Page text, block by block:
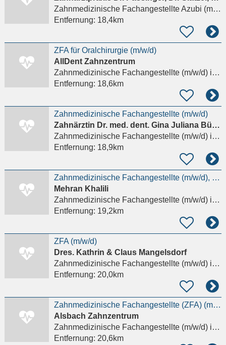
Zahnmedizinische Fachangestellte Azubi (m/w/d)
Entfernung: 18,4km
ZFA für Oralchirurgie (m/w/d)
AllDent Zahnzentrum
Zahnmedizinische Fachangestellte (m/w/d)in Mainz
Entfernung: 18,6km
Zahnmedizinische Fachangestellte (m/w/d)
Zahnärztin Dr. med. dent. Gina Juliana Büchl
Zahnmedizinische Fachangestellte (m/w/d)in Mühltal, Nieder-Ramstadt
Entfernung: 18,9km
Zahnmedizinische Fachangestellte (m/w/d), ZMP, Auszubildende/-er ZMF
Mehran Khalili
Zahnmedizinische Fachangestellte (m/w/d)in Hattersheim am Main
Entfernung: 19,2km
ZFA (m/w/d)
Dres. Kathrin & Claus Mangelsdorf
Zahnmedizinische Fachangestellte (m/w/d)in Kriftel
Entfernung: 20,0km
Zahnmedizinische Fachangestellte (ZFA) (m/w/d)
Alsbach Zahnzentrum
Zahnmedizinische Fachangestellte (m/w/d)in Alsbach-Hähnlein
Entfernung: 20,6km